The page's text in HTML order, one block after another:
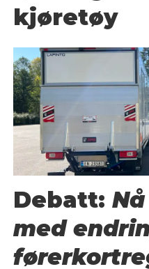
kjøretøy
Debatt:
med